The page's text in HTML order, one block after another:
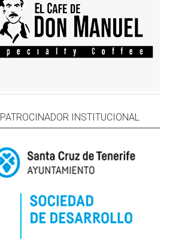
PATROCINADOR INSTITUCIONAL